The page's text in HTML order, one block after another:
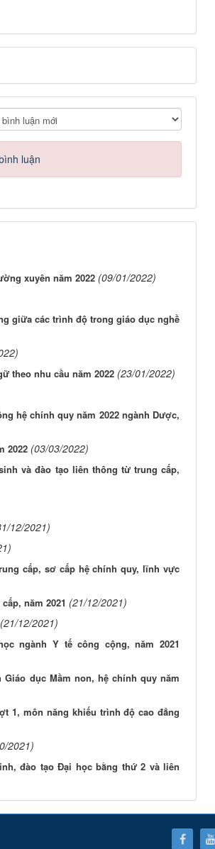
luận
xuyên năm 2022 (09/01/2022)
giữa các trình độ trong giáo dục nghề
theo nhu cầu năm 2022 (23/01/2022)
hệ chính quy năm 2022 ngành Dược,
2022 (03/03/2022)
và đào tạo liên thông từ trung cấp,
12/2021)
cấp, sơ cấp hệ chính quy, lĩnh vực
năm 2021 (21/12/2021)
(21/12/2021)
ngành Y tế công cộng, năm 2021
dục Mầm non, hệ chính quy năm
1, môn năng khiếu trình độ cao đẳng
2021)
đào tạo Đại học bằng thứ 2 và liên